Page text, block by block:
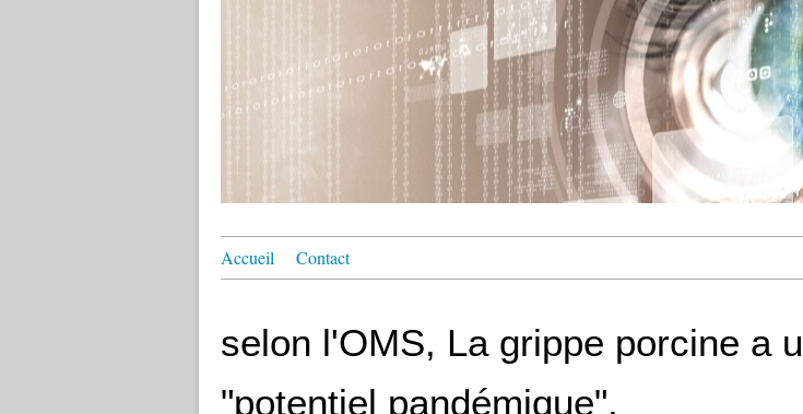
Accueil Contact
selon l'OMS, La grippe porcine a
"potentiel pandémique",